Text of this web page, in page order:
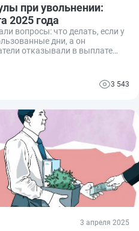
при увольнении:
2025 года
вопросы: что делать, если у
дни, а он
отказывали в выплате
им в Письме № 14-6/
этих спорах поставил
№ 56 от 06.12.2023. А
в новых правилах выплаты
отгулы.
3 543
3 апреля 2025